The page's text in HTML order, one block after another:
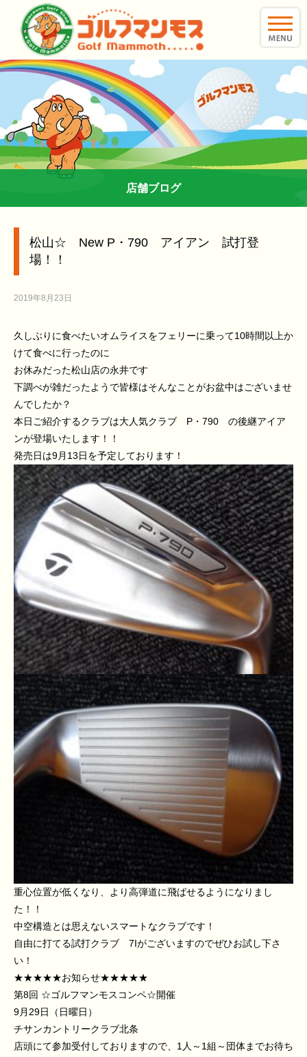
店舗ブログ
松山☆ New P・790 アイアン 試打登
場！！
2019年8月23日
久しぶりに食べたいオムライスをフェリーに乗って10時間以上か
けて食べに行ったのに
お休みだった松山店の永井です
下調べが雑だったようで皆様はそんなことがお盆中はございませ
んでしたか？
本日ご紹介するクラブは大人気クラブ P・790 の後継アイア
ンが登場いたします！！
発売日は9月13日を予定しております！
重心位置が低くなり、より高弾道に飛ばせるようになりまし
た！！
中空構造とは思えないスマートなクラブです！
自由に打てる試打クラブ 7Iがございますのでぜひお試し下さ
い！
★★★★★お知らせ★★★★★
第8回 ☆ゴルフマンモスコンペ☆開催
9月29日（日曜日）
チサンカントリークラブ北条
店頭にて参加受付しておりますので、1人～1組～団体までお待ち